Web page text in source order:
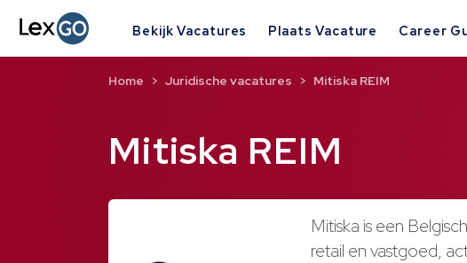
Bekijk Vacatures Plaats Vacature Career
Mitiska REIM
Home Juridische vacatures Mitiska REIM
Mitiska is een
retail en vastgoed,